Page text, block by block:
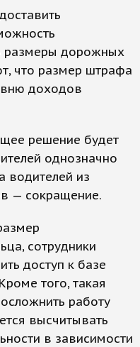
размеры дорожных
что размер штрафа
доходов
решение будет
однозначно
водителей из
— сокращение.
сотрудники
доступ к базе
того, такая
работу
высчитывать
в зависимости